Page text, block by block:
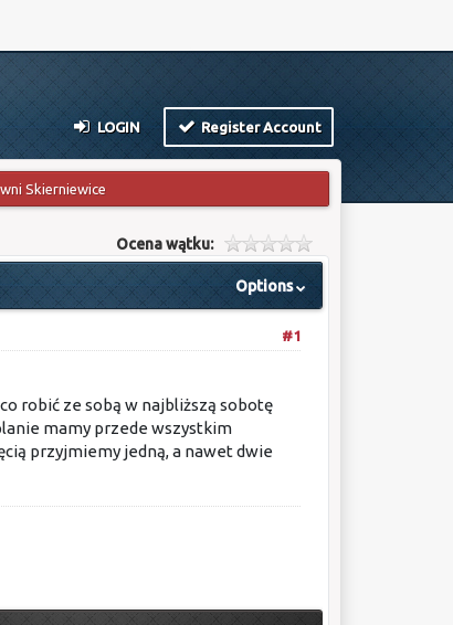
LOGIN Register Account
Skierniewice
Ocena wątku:
Options
#1
robić ze sobą w najbliższą sobotę
mamy przede wszystkim
przyjmiemy jedną, a nawet dwie